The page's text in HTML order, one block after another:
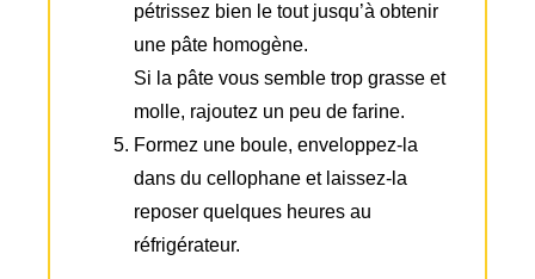
pétrissez bien le tout jusqu’à obtenir
une pâte homogène.
Si la pâte vous semble trop grasse et
molle, rajoutez un peu de farine.
Formez une boule, enveloppez-la
dans du cellophane et laissez-la
reposer quelques heures au
réfrigérateur.